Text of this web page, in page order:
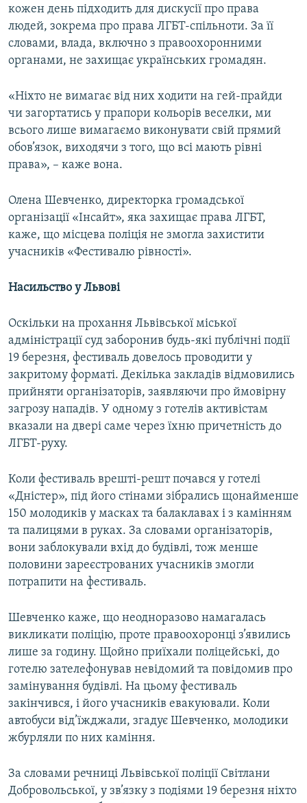
кожен день підходить для дискусії про права
людей, зокрема про права ЛГБТ-спільноти. За її
словами, влада, включно з правоохоронними
органами, не захищає українських громадян.
«Ніхто не вимагає від них ходити на гей-прайди
чи загортатись у прапори кольорів веселки, ми
всього лише вимагаємо виконувати свій прямий
обов’язок, виходячи з того, що всі мають рівні
права», – каже вона.
Олена Шевченко, директорка громадської
організації «Інсайт», яка захищає права ЛГБТ,
каже, що місцева поліція не змогла захистити
учасників «Фестивалю рівності».
Насильство у Львові
Оскільки на прохання Львівської міської
адміністрації суд заборонив будь-які публічні події
19 березня, фестиваль довелось проводити у
закритому форматі. Декілька закладів відмовились
прийняти організаторів, заявляючи про ймовірну
загрозу нападів. У одному з готелів активістам
вказали на двері саме через їхню причетність до
ЛГБТ-руху.
Коли фестиваль врешті-решт почався у готелі
«Дністер», під його стінами зібрались щонайменше
150 молодиків у масках та балаклавах і з камінням
та палицями в руках. За словами організаторів,
вони заблокували вхід до будівлі, тож менше
половини зареєстрованих учасників змогли
потрапити на фестиваль.
Шевченко каже, що неодноразово намагалась
викликати поліцію, проте правоохоронці з’явились
лише за годину. Щойно приїхали поліцейські, до
готелю зателефонував невідомий та повідомив про
замінування будівлі. На цьому фестиваль
закінчився, і його учасників евакуювали. Коли
автобуси від’їжджали, згадує Шевченко, молодики
жбурляли по них каміння.
За словами речниці Львівської поліції Світлани
Добровольської, у зв’язку з подіями 19 березня ніхто